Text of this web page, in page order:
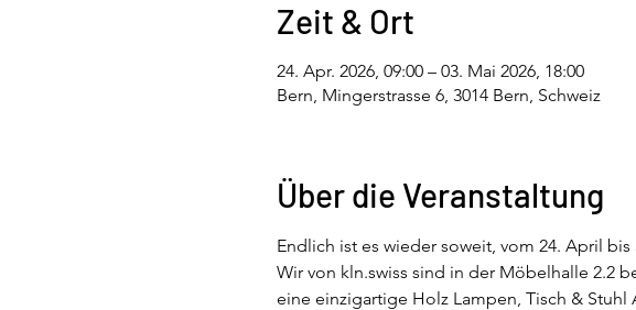
Zeit & Ort
24. Apr. 2026, 09:00 – 03. Mai 2026, 18:00
Bern, Mingerstrasse 6, 3014 Bern, Schweiz
Über die Veranstaltung
Endlich ist es wieder soweit, vom 24. April
Wir von kln.swiss sind in der Möbelhalle 2.2
eine einzigartige Holz Lampen, Tisch & Stuhl